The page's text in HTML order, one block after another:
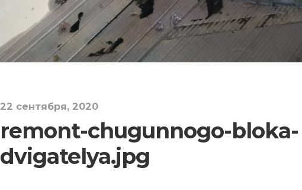
22 сентября, 2020
remont-chugunnogo-bloka-
dvigatelya.jpg